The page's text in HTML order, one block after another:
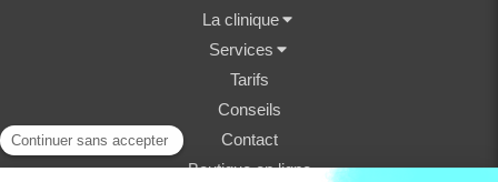
La clinique
Services
Tarifs
Conseils
Contact
Boutique en ligne